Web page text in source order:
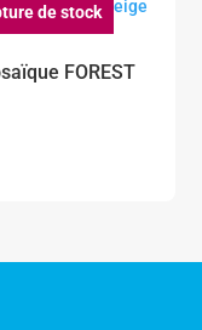
de stock
FOREST